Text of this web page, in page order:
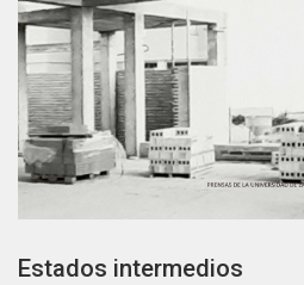
Estados intermedios